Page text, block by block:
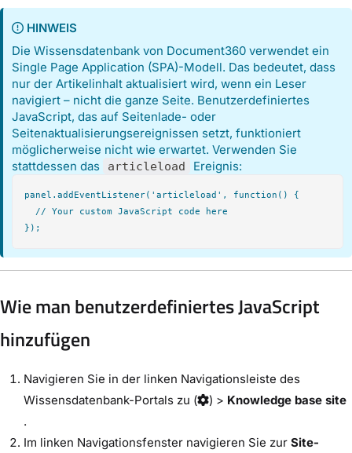
HINWEIS
Die Wissensdatenbank von Document360 verwendet ein
Single Page Application (SPA)-Modell. Das bedeutet, dass
nur der Artikelinhalt aktualisiert wird, wenn ein Leser
navigiert – nicht die ganze Seite. Benutzerdefiniertes
JavaScript, das auf Seitenlade- oder
Seitenaktualisierungsereignissen setzt, funktioniert
möglicherweise nicht wie erwartet. Verwenden Sie
stattdessen das
articleload Ereignis:
panel.addEventListener('articleload', function() {
  // Your custom JavaScript code here
Wie man benutzerdefiniertes JavaScript
hinzufügen
Navigieren Sie in der linken Navigationsleiste des
Wissensdatenbank-Portals zu ( ) > Knowledge base site
.
Im linken Navigationsfenster navigieren Sie zur Site-